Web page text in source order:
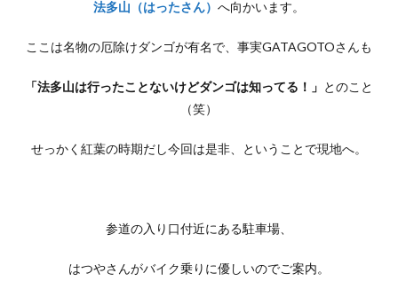
法多山（はったさん） へ向かいます。
ここは名物の厄除けダンゴが有名で、事実GATAGOTOさんも
「法多山は行ったことないけどダンゴは知ってる！」 とのこと
（笑）
せっかく紅葉の時期だし今回は是非、ということで現地へ。
参道の入り口付近にある駐車場、
はつやさんがバイク乗りに優しいのでご案内。